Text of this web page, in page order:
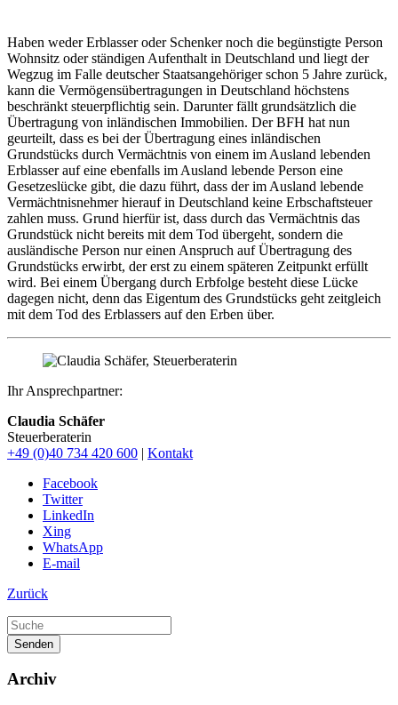
Haben weder Erblasser oder Schenker noch die begünstigte Person
Wohnsitz oder ständigen Aufenthalt in Deutschland und liegt der
Wegzug im Falle deutscher Staatsangehöriger schon 5 Jahre zurück,
kann die Vermögensübertragungen in Deutschland höchstens
beschränkt steuerpflichtig sein. Darunter fällt grundsätzlich die
Übertragung von inländischen Immobilien. Der BFH hat nun
geurteilt, dass es bei der Übertragung eines inländischen
Grundstücks durch Vermächtnis von einem im Ausland lebenden
Erblasser auf eine ebenfalls im Ausland lebende Person eine
Gesetzeslücke gibt, die dazu führt, dass der im Ausland lebende
Vermächtnisnehmer hierauf in Deutschland keine Erbschaftsteuer
zahlen muss. Grund hierfür ist, dass durch das Vermächtnis das
Grundstück nicht bereits mit dem Tod übergeht, sondern die
ausländische Person nur einen Anspruch auf Übertragung des
Grundstücks erwirbt, der erst zu einem späteren Zeitpunkt erfüllt
wird. Bei einem Übergang durch Erbfolge besteht diese Lücke
dagegen nicht, denn das Eigentum des Grundstücks geht zeitgleich
mit dem Tod des Erblassers auf den Erben über.
Ihr Ansprechpartner:
Claudia Schäfer
Steuerberaterin
+49 (0)40 734 420 600 | Kontakt
Facebook
Twitter
LinkedIn
Xing
WhatsApp
E-mail
Zurück
Senden
Archiv